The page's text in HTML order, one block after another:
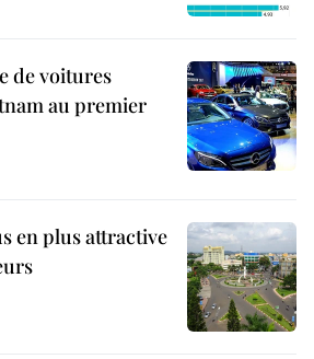
de voitures
au premier
en plus attractive